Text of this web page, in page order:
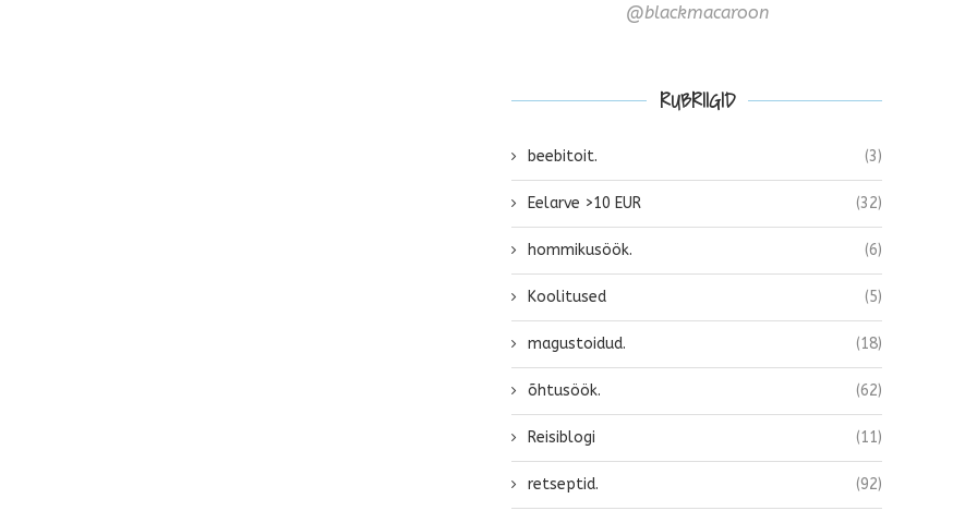
@blackmacaroon
RUBRIIGID
beebitoit. (3)
Eelarve >10 EUR (32)
hommikusöök. (6)
Koolitused (5)
magustoidud. (18)
õhtusöök. (62)
Reisiblogi (11)
retseptid. (92)